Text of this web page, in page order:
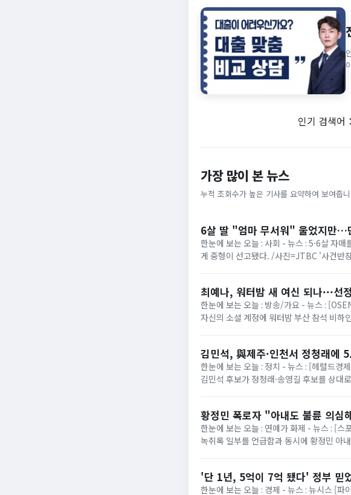
인기 검색어
가장 많이 본 뉴스
누적 조회수가 높은 기사를 요약하여 보여줍
6살 딸 "엄마 무서워" 울었지만…
한눈에 보는 오늘 : 사회 - 뉴스 : 5·6살 자
게 중형이 선고됐다. /사진=JTBC '사건반
최예나, 워터밤 새 여신 되나···
한눈에 보는 오늘 : 방송/가요 - 뉴스 :
자신의 소셜 계정에 워터밤 부산 참석 비하
김민석, 與제주·인천서 정청래에
한눈에 보는 오늘 : 정치 - 뉴스 : [헤럴드경
김민석 후보가 정청래·송영길 후보를 상대
황정민 폭로자 "아내도 불륜 의
한눈에 보는 오늘 : 연예가 화제 - 뉴스 : [
녹취록 일부를 언급함과 동시에 황정민 아
'단 1년, 5억이 7억 됐다' 정부
한눈에 보는 오늘 : 경제 - 뉴스 : 뉴시스 [